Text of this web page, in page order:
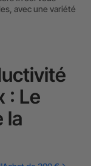
avec une variété
: Le
la